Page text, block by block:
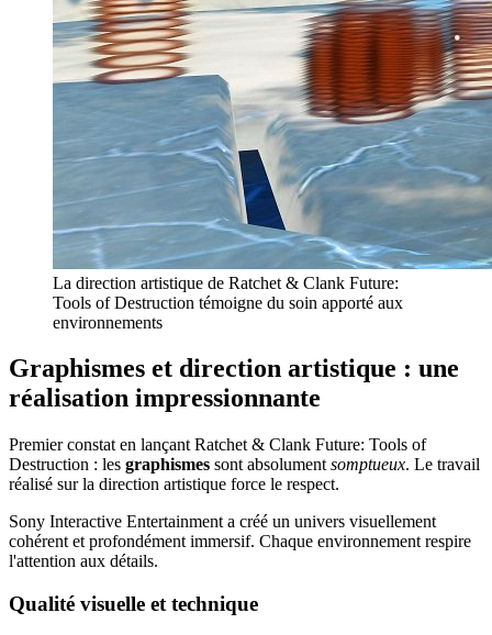
La direction artistique de Ratchet & Clank Future:
Tools of Destruction témoigne du soin apporté aux
environnements
Graphismes et direction artistique : une
réalisation impressionnante
Premier constat en lançant Ratchet & Clank Future: Tools of
Destruction : les graphismes sont absolument somptueux. Le travail
réalisé sur la direction artistique force le respect.
Sony Interactive Entertainment a créé un univers visuellement
cohérent et profondément immersif. Chaque environnement respire
l'attention aux détails.
Qualité visuelle et technique